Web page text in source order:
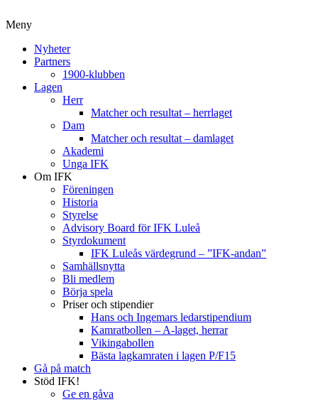
Meny
Nyheter
Partners
1900-klubben
Lagen
Herr
Matcher och resultat – herrlaget
Dam
Matcher och resultat – damlaget
Akademi
Unga IFK
Om IFK
Föreningen
Historia
Styrelse
Advisory Board för IFK Luleå
Styrdokument
IFK Luleås värdegrund – ”IFK-andan”
Samhällsnytta
Bli medlem
Börja spela
Priser och stipendier
Hans och Ingemars ledarstipendium
Kamratbollen – A-laget, herrar
Vikingabollen
Bästa lagkamraten i lagen P/F15
Gå på match
Stöd IFK!
Ge en gåva